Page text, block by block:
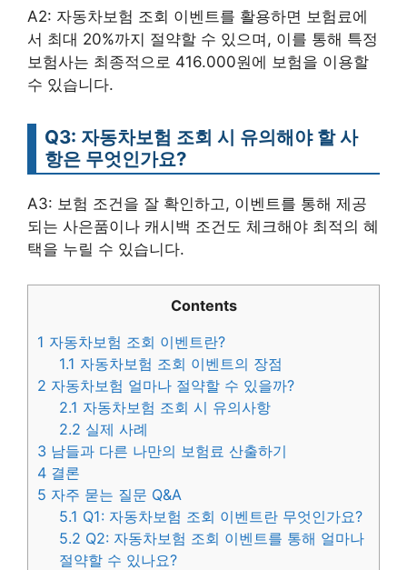
A2: 자동차보험 조회 이벤트를 활용하면 보험료에
서 최대 20%까지 절약할 수 있으며, 이를 통해 특정
보험사는 최종적으로 416.000원에 보험을 이용할
수 있습니다.
Q3: 자동차보험 조회 시 유의해야 할 사
항은 무엇인가요?
A3: 보험 조건을 잘 확인하고, 이벤트를 통해 제공
되는 사은품이나 캐시백 조건도 체크해야 최적의 혜
택을 누릴 수 있습니다.
Contents
1 자동차보험 조회 이벤트란?
1.1 자동차보험 조회 이벤트의 장점
2 자동차보험 얼마나 절약할 수 있을까?
2.1 자동차보험 조회 시 유의사항
2.2 실제 사례
3 남들과 다른 나만의 보험료 산출하기
4 결론
5 자주 묻는 질문 Q&A
5.1 Q1: 자동차보험 조회 이벤트란 무엇인가요?
5.2 Q2: 자동차보험 조회 이벤트를 통해 얼마나
절약할 수 있나요?